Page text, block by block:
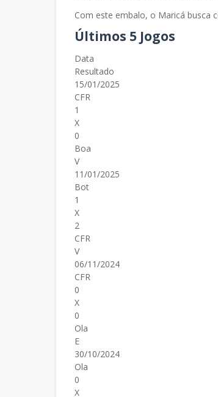
Com este embalo, o Maricá busca
Últimos 5 Jogos
Data
Resultado
15/01/2025
CFR
1
X
0
Boa
V
11/01/2025
Bot
1
X
2
CFR
V
06/11/2024
CFR
0
X
0
Ola
E
30/10/2024
Ola
0
X